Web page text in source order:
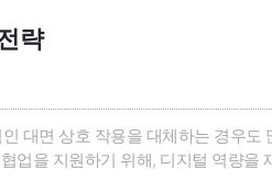
략
대면 상호 작용을 대체하는 경우도
업을 지원하기 위해, 디지털 역량을